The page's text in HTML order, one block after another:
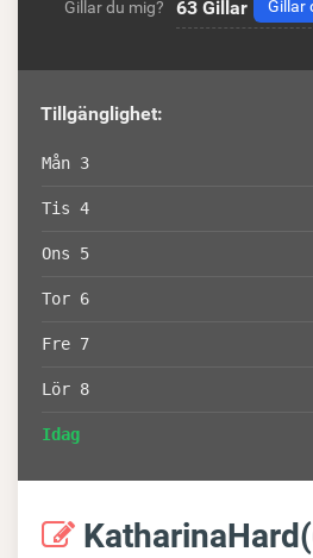
Gillar du mig? 63Gillar Gillar
Tillgänglighet:
Mån 3
Tis 4
Ons 5
Tor 6
Fre 7
Lör 8
Idag